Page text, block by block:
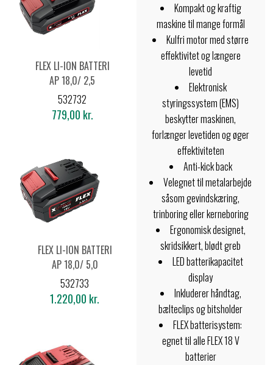
FLEX LI-ION BATTERI
AP 18,0/ 2,5
532732
779,00 kr.
FLEX LI-ION BATTERI
AP 18,0/ 5,0
532733
1.220,00 kr.
Kompakt og kraftig
maskine til mange formål
Kulfri motor med større
effektivitet og længere
levetid
Elektronisk
styringssystem (EMS)
beskytter maskinen,
forlænger levetiden og øger
effektiviteten
Anti-kick back
Velegnet til metalarbejde
såsom gevindskæring,
trinboring eller kerneboring
Ergonomisk designet,
skridsikkert, blødt greb
LED batterikapacitet
display
Inkluderer håndtag,
bælteclips og bitsholder
FLEX batterisystem:
egnet til alle FLEX 18 V
batterier